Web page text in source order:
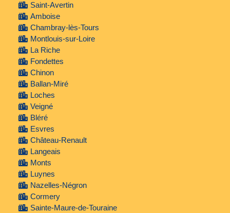
Saint-Avertin
Amboise
Chambray-lès-Tours
Montlouis-sur-Loire
La Riche
Fondettes
Chinon
Ballan-Miré
Loches
Veigné
Bléré
Esvres
Château-Renault
Langeais
Monts
Luynes
Nazelles-Négron
Cormery
Sainte-Maure-de-Touraine